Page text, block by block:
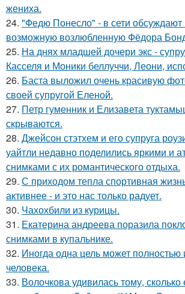
жениха.
24. "Федю Понесло" - в сети
возможную возлюбленную Фёдора
25. На днях младшей дочери экс -
Касселя и Моники беллуччи, Леони,
26. Баста выложил очень красивую
своей супругой Еленой.
27. Петр гуменник и Елизавета
скрываются.
28. Джейсон стэтхем и его супруга
уайтли недавно поделились яркими и
снимками с их романтического отдыха.
29. С приходом тепла спортивная
активнее - и это нас только радует.
30. Чахохбили из курицы.
31. Екатерина андреева поразила
снимками в купальнике.
32. Иногда одна цель может полностью
человека.
33. Волочкова удивилась тому, сколько